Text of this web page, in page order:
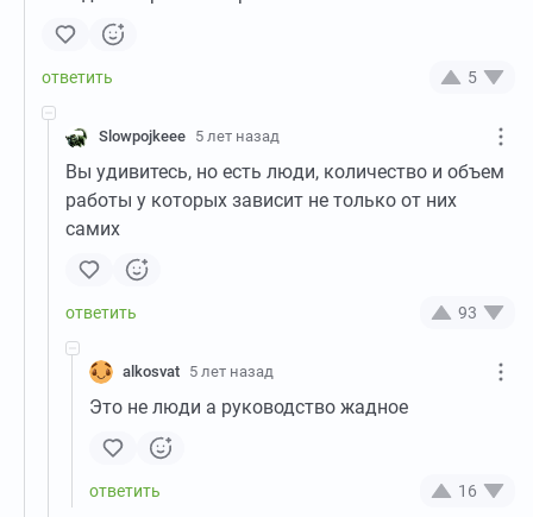
5
Slowpojkeee 5 лет назад
Вы удивитесь, но есть люди, количество и объем
работы у которых зависит не только от них
самих
93
alkosvat 5 лет назад
Это не люди а руководство жадное
16